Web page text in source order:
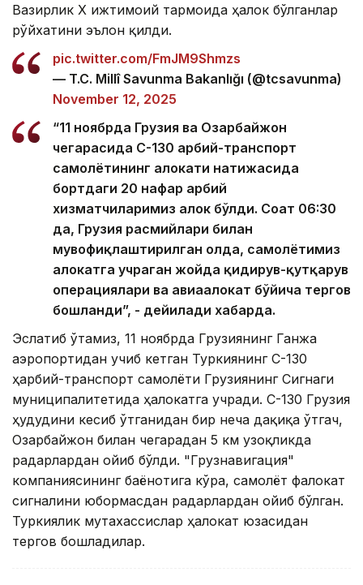
Вазирлик Х ижтимоий тармоғида ҳалок бўлганлар
рўйхатини эълон қилди.
pic.twitter.com/FmJM9Shmzs
— T.C. Millî Savunma Bakanlığı (@tcsavunma)
November 12, 2025
“11 ноябрда Грузия ва Озарбайжон
чегарасида C-130 ҳарбий-транспорт
самолётининг ҳалокати натижасида
бортдаги 20 нафар ҳарбий
хизматчиларимиз ҳалок бўлди. Соат 06:30
да, Грузия расмийлари билан
мувофиқлаштирилган ҳолда, самолётимиз
ҳалокатга учраган жойда қидирув-қутқарув
операциялари ва авиаҳалокат бўйича тергов
бошланди”, - дейилади хабарда.
Эслатиб ўтамиз, 11 ноябрда Грузиянинг Ганжа
аэропортидан учиб кетган Туркиянинг C-130
ҳарбий-транспорт самолёти Грузиянинг Сигнаги
муниципалитетида ҳалокатга учради. C-130 Грузия
ҳудудини кесиб ўтганидан бир неча дақиқа ўтгач,
Озарбайжон билан чегарадан 5 км узоқликда
радарлардан ғойиб бўлди. "Грузнавигация"
компаниясининг баёнотига кўра, самолёт фалокат
сигналини юбормасдан радарлардан ғойиб бўлган.
Туркиялик мутахассислар ҳалокат юзасидан
тергов бошладилар.